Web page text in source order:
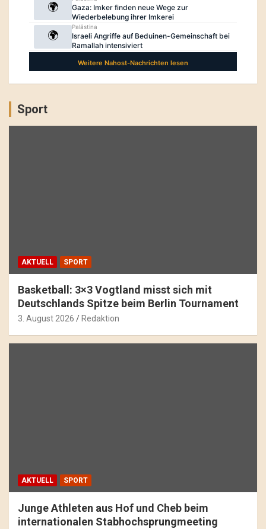
Sport
AKTUELL SPORT
Basketball: 3×3 Vogtland misst sich mit
Deutschlands Spitze beim Berlin Tournament
3. August 2026 Redaktion
AKTUELL SPORT
Junge Athleten aus Hof und Cheb beim
internationalen Stabhochsprungmeeting